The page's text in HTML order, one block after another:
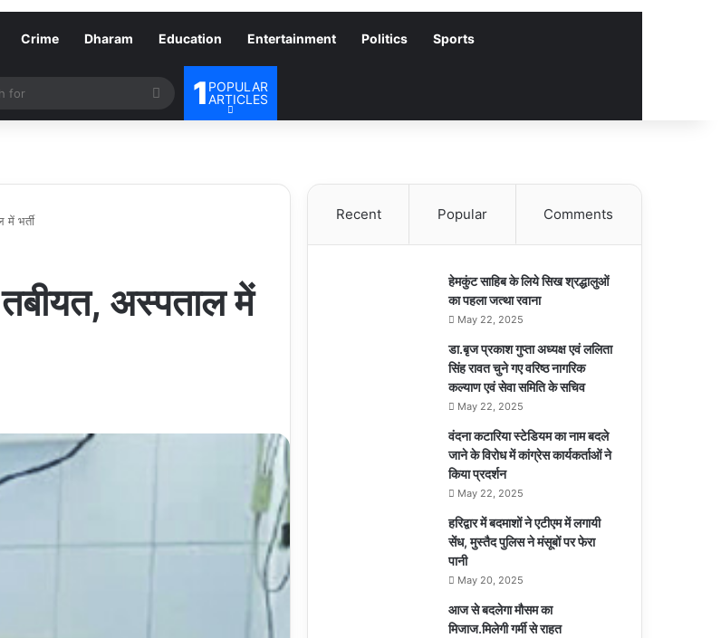
Crime Dharam Education Entertainment Politics Sports
Search
for
1 POPULAR
ARTICLES
में भर्ती
अस्पताल में
Recent Popular Comments
हेमकुंट साहिब के लिये सिख श्रद्धालुओं
का पहला जत्था रवाना
May 22, 2025
डा.बृज प्रकाश गुप्ता अध्यक्ष एवं ललिता
सिंह रावत चुने गए वरिष्ठ नागरिक
कल्याण एवं सेवा समिति के सचिव
May 22, 2025
वंदना कटारिया स्टेडियम का नाम बदले
जाने के विरोध में कांग्रेस कार्यकर्ताओं ने
किया प्रदर्शन
May 22, 2025
हरिद्वार में बदमाशों ने एटीएम में लगायी
सेंध, मुस्तैद पुलिस ने मंसूबों पर फेरा
पानी
May 20, 2025
आज से बदलेगा मौसम का
मिजाज.मिलेगी गर्मी से राहत